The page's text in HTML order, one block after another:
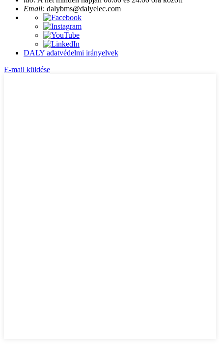
Email: dalybms@dalyelec.com
DALY adatvédelmi irányelvek
E-mail küldése